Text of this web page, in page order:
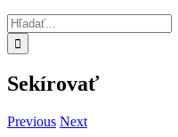
Hľadať:
Sekírovať
Previous Next